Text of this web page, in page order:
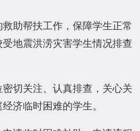
助帮扶工作，保障学生正常
地震洪涝灾害学生情况排查
切关注、认真排查，关心关
济临时困难的学生。